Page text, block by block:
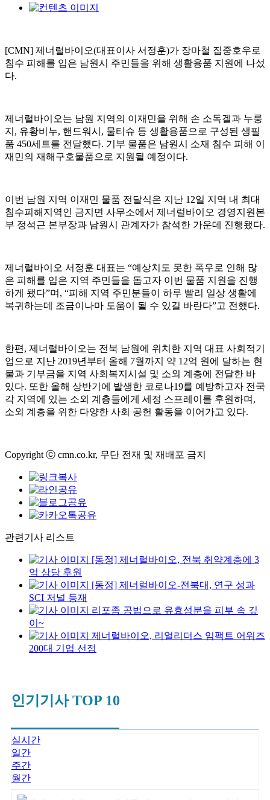
[CMN] 제너럴바이오(대표이사 서정훈)가 장마철 집중호우로
침수 피해를 입은 남원시 주민들을 위해 생활용품 지원에 나섰
다.
제너럴바이오는 남원 지역의 이재민을 위해 손 소독겔과 누룽
지, 유황비누, 핸드워시, 물티슈 등 생활용품으로 구성된 생필
품 450세트를 전달했다. 기부 물품은 남원시 소재 침수 피해 이
재민의 재해구호물품으로 지원될 예정이다.
이번 남원 지역 이재민 물품 전달식은 지난 12일 지역 내 최대
침수피해지역인 금지면 사무소에서 제너럴바이오 경영지원본
부 정석근 본부장과 남원시 관계자가 참석한 가운데 진행됐다.
제너럴바이오 서정훈 대표는 “예상치도 못한 폭우로 인해 많
은 피해를 입은 지역 주민들을 돕고자 이번 물품 지원을 진행
하게 됐다”며, “피해 지역 주민분들이 하루 빨리 일상 생활에
복귀하는데 조금이나마 도움이 될 수 있길 바란다”고 전했다.
한편, 제너럴바이오는 전북 남원에 위치한 지역 대표 사회적기
업으로 지난 2019년부터 올해 7월까지 약 12억 원에 달하는 현
물과 기부금을 지역 사회복지시설 및 소외 계층에 전달한 바
있다. 또한 올해 상반기에 발생한 코로나19를 예방하고자 전국
각 지역에 있는 소외 계층들에게 세정 스프레이를 후원하며,
소외 계층을 위한 다양한 사회 공헌 활동을 이어가고 있다.
Copyright ⓒ cmn.co.kr, 무단 전재 및 재배포 금지
관련기사 리스트
[동정] 제너럴바이오, 전북 취약계층에 3
억 상당 후원
[동정] 제너럴바이오-전북대, 연구 성과
SCI 저널 등재
리포좀 공법으로 유효성분을 피부 속 깊
이~
제너럴바이오, 리얼리더스 임팩트 어워즈
200대 기업 선정
인기기사 TOP 10
실시간
일간
주간
월간